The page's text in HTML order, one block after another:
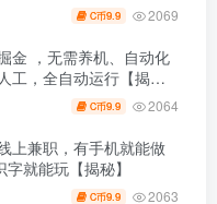
C币9.9 2069
金 ，无需养机、自动化
工，全自动运行【揭
C币9.9 2064
上兼职，有手机就能做
就能玩【揭秘】
C币9.9 2063